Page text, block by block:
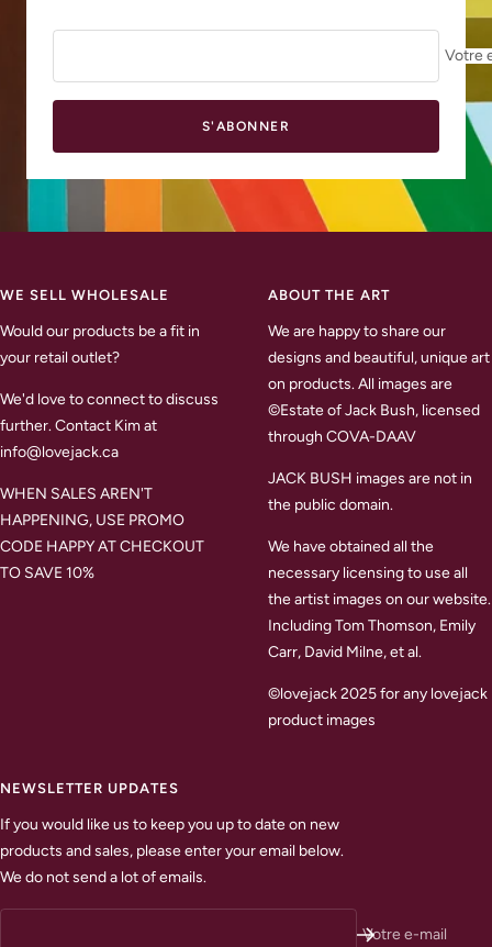
Votre
S'ABONNER
WE SELL WHOLESALE
Would our products be a fit in
your retail outlet?
We'd love to connect to discuss
further. Contact Kim at
info@lovejack.ca
WHEN SALES AREN'T
HAPPENING, USE PROMO
CODE HAPPY AT CHECKOUT
TO SAVE 10%
ABOUT THE ART
We are happy to share our
designs and beautiful, unique art
on products. All images are
©Estate of Jack Bush, licensed
through COVA-DAAV
JACK BUSH images are not in
the public domain.
We have obtained all the
necessary licensing to use all
the artist images on our website.
Including Tom Thomson, Emily
Carr, David Milne, et al.
©lovejack 2025 for any lovejack
product images
NEWSLETTER UPDATES
If you would like us to keep you up to date on new
products and sales, please enter your email below.
We do not send a lot of emails.
Votre e-mail